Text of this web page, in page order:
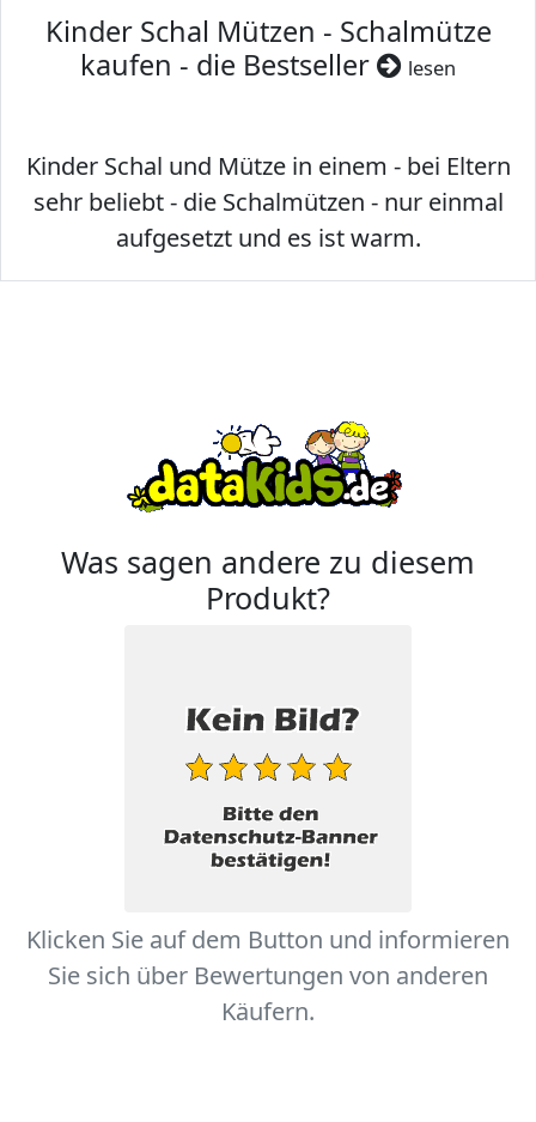
Kinder Schal Mützen - Schalmütze
kaufen - die Bestseller
lesen
Kinder Schal und Mütze in einem - bei Eltern
sehr beliebt - die Schalmützen - nur einmal
aufgesetzt und es ist warm.
Was sagen andere zu diesem
Produkt?
Klicken Sie auf dem Button und informieren
Sie sich über Bewertungen von anderen
Käufern.